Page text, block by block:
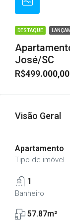
DESTAQUE
José/SC
R$499.000,00
Visão Geral
Apartamento
Tipo de imóvel
1
Banheiro
57.87m²